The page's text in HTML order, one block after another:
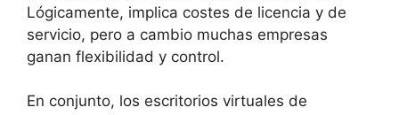
Lógicamente, implica costes de licencia y de
servicio, pero a cambio muchas empresas
ganan flexibilidad y control.
En conjunto, los escritorios virtuales de